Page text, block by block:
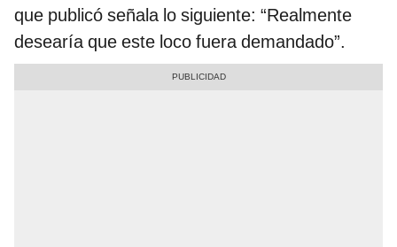
que publicó señala lo siguiente: “Realmente
desearía que este loco fuera demandado”.